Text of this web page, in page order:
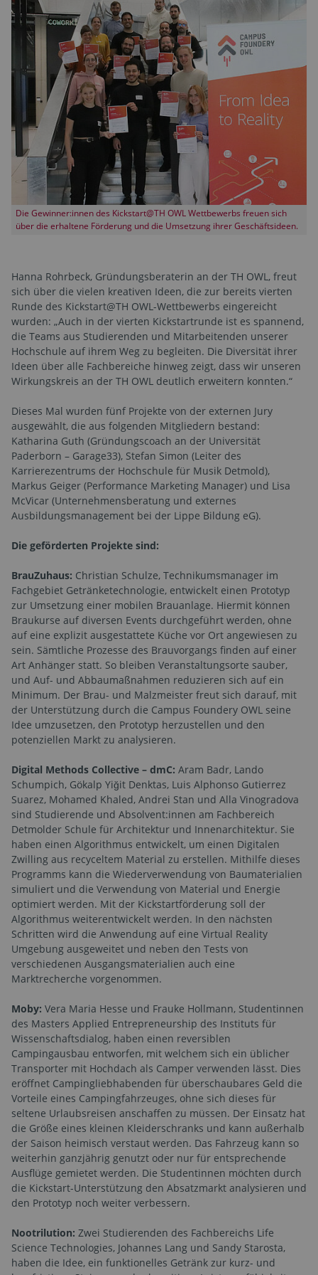
Die Gewinner:innen des Kickstart@TH OWL Wettbewerbs freuen sich
über die erhaltene Förderung und die Umsetzung ihrer Geschäftsideen.
Hanna Rohrbeck, Gründungsberaterin an der TH OWL, freut
sich über die vielen kreativen Ideen, die zur bereits vierten
Runde des Kickstart@TH OWL-Wettbewerbs eingereicht
wurden: „Auch in der vierten Kickstartrunde ist es spannend,
die Teams aus Studierenden und Mitarbeitenden unserer
Hochschule auf ihrem Weg zu begleiten. Die Diversität ihrer
Ideen über alle Fachbereiche hinweg zeigt, dass wir unseren
Wirkungskreis an der TH OWL deutlich erweitern konnten.“
Dieses Mal wurden fünf Projekte von der externen Jury
ausgewählt, die aus folgenden Mitgliedern bestand:
Katharina Guth (Gründungscoach an der Universität
Paderborn – Garage33), Stefan Simon (Leiter des
Karrierezentrums der Hochschule für Musik Detmold),
Markus Geiger (Performance Marketing Manager) und Lisa
McVicar (Unternehmensberatung und externes
Ausbildungsmanagement bei der Lippe Bildung eG).
Die geförderten Projekte sind:
BrauZuhaus: Christian Schulze, Technikumsmanager im
Fachgebiet Getränketechnologie, entwickelt einen Prototyp
zur Umsetzung einer mobilen Brauanlage. Hiermit können
Braukurse auf diversen Events durchgeführt werden, ohne
auf eine explizit ausgestattete Küche vor Ort angewiesen zu
sein. Sämtliche Prozesse des Brauvorgangs finden auf einer
Art Anhänger statt. So bleiben Veranstaltungsorte sauber,
und Auf- und Abbaumaßnahmen reduzieren sich auf ein
Minimum. Der Brau- und Malzmeister freut sich darauf, mit
der Unterstützung durch die Campus Foundery OWL seine
Idee umzusetzen, den Prototyp herzustellen und den
potenziellen Markt zu analysieren.
Digital Methods Collective – dmC: Aram Badr, Lando
Schumpich, Gökalp Yiğit Denktas, Luis Alphonso Gutierrez
Suarez, Mohamed Khaled, Andrei Stan und Alla Vinogradova
sind Studierende und Absolvent:innen am Fachbereich
Detmolder Schule für Architektur und Innenarchitektur. Sie
haben einen Algorithmus entwickelt, um einen Digitalen
Zwilling aus recyceltem Material zu erstellen. Mithilfe dieses
Programms kann die Wiederverwendung von Baumaterialien
simuliert und die Verwendung von Material und Energie
optimiert werden. Mit der Kickstartförderung soll der
Algorithmus weiterentwickelt werden. In den nächsten
Schritten wird die Anwendung auf eine Virtual Reality
Umgebung ausgeweitet und neben den Tests von
verschiedenen Ausgangsmaterialien auch eine
Marktrecherche vorgenommen.
Moby: Vera Maria Hesse und Frauke Hollmann, Studentinnen
des Masters Applied Entrepreneurship des Instituts für
Wissenschaftsdialog, haben einen reversiblen
Campingausbau entworfen, mit welchem sich ein üblicher
Transporter mit Hochdach als Camper verwenden lässt. Dies
eröffnet Campingliebhabenden für überschaubares Geld die
Vorteile eines Campingfahrzeuges, ohne sich dieses für
seltene Urlaubsreisen anschaffen zu müssen. Der Einsatz hat
die Größe eines kleinen Kleiderschranks und kann außerhalb
der Saison heimisch verstaut werden. Das Fahrzeug kann so
weiterhin ganzjährig genutzt oder nur für entsprechende
Ausflüge gemietet werden. Die Studentinnen möchten durch
die Kickstart-Unterstützung den Absatzmarkt analysieren und
den Prototyp noch weiter verbessern.
Nootrilution: Zwei Studierenden des Fachbereichs Life
Science Technologies, Johannes Lang und Sandy Starosta,
haben die Idee, ein funktionelles Getränk zur kurz- und